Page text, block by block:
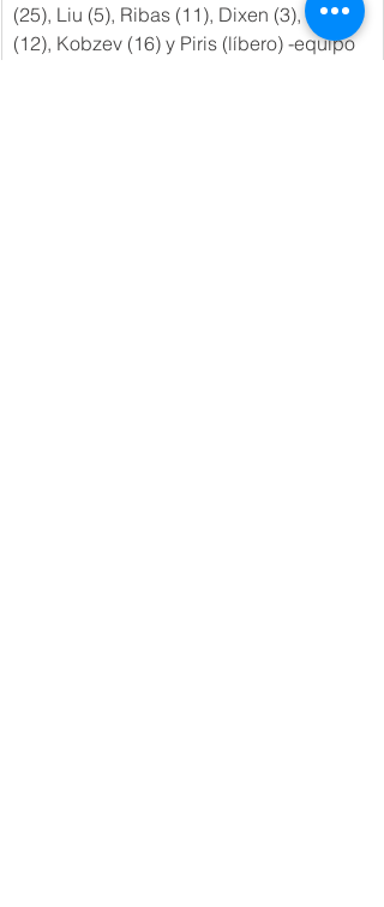
(25), Liu (5), Ribas (11), Dixen (3), Calvo
(12), Kobzev (16) y Piris (líbero) -equipo